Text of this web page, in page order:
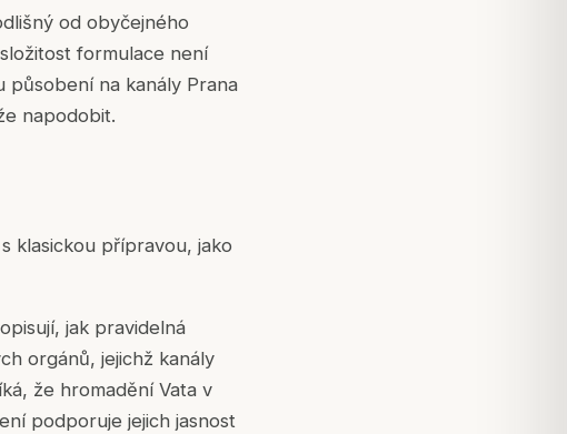
od obyčejného
formulace není
působení na kanály Prana
napodobit.
klasickou přípravou, jako
jak pravidelná
orgánů, jejichž kanály
že hromadění Vata v
podporuje jejich jasnost